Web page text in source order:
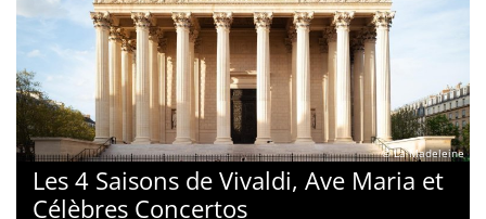
© La Madeleine
Les 4 Saisons de Vivaldi, Ave Maria et
Célèbres Concertos